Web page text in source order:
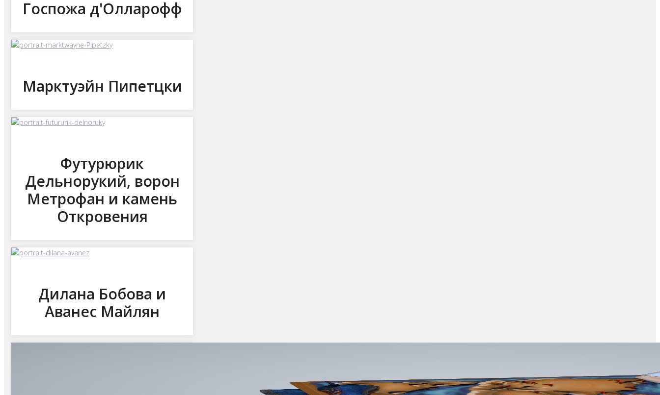
Госпожа д'Олларофф
Марктуэйн Пипетцки
Футурюрик
Дельнорукий, ворон
Метрофан и камень
Откровения
Дилана Бобова и
Аванес Майлян